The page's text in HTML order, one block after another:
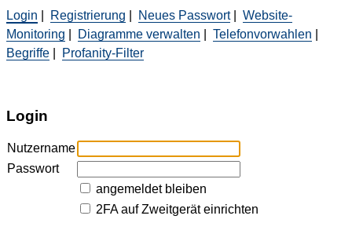
Login Registrierung Neues Passwort| Website-
Monitoring
Diagramme verwalten Telefonvorwahlen
Begriffe
Profanity-Filter
Login
Nutzername
Passwort
angemeldet bleiben
2FA auf Zweitgerät einrichten